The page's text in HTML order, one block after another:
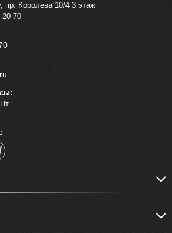
пр. Королева 10/4 3 этаж
20-70